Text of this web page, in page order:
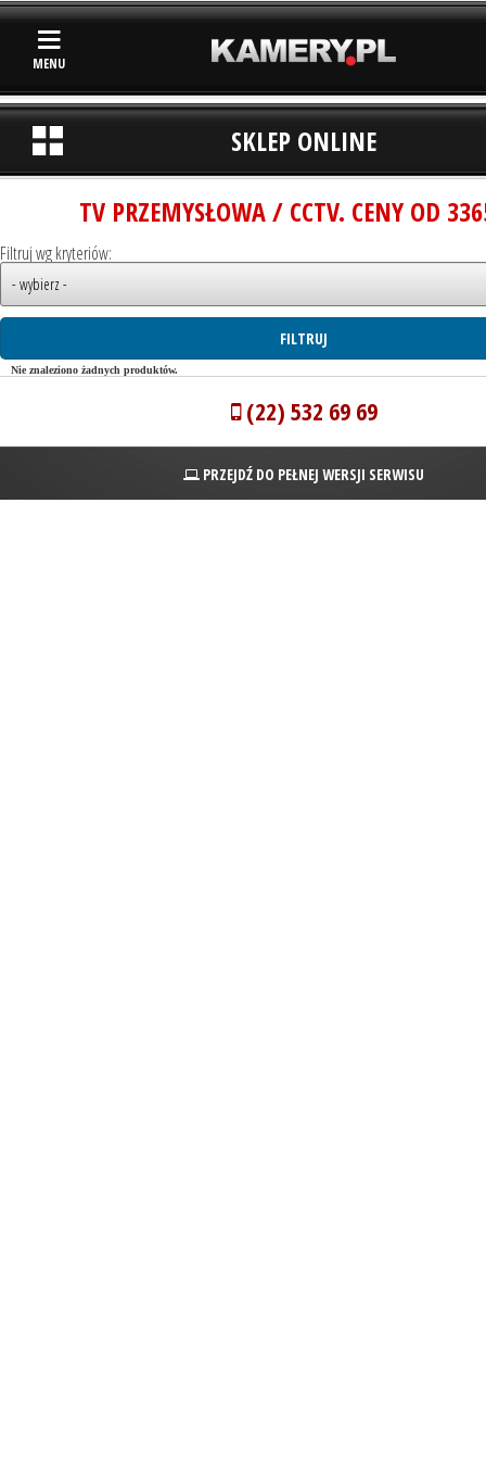
MENU
SKLEP ONLINE
TV PRZEMYSŁOWA / CCTV. CENY OD
Filtruj wg kryteriów:
Nie znaleziono żadnych produktów.
(22) 532 69 69
PRZEJDŹ DO PEŁNEJ WERSJI SERWISU